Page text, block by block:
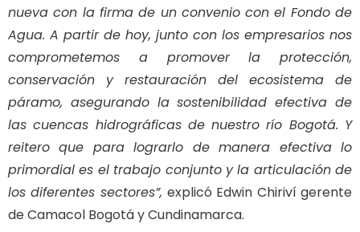
nueva con la firma de un convenio con el Fondo de
Agua. A partir de hoy, junto con los empresarios nos
comprometemos a promover la protección,
conservación y restauración del ecosistema de
páramo, asegurando la sostenibilidad efectiva de
las cuencas hidrográficas de nuestro río Bogotá. Y
reitero que para lograrlo de manera efectiva lo
primordial es el trabajo conjunto y la articulación de
los diferentes sectores”, explicó Edwin Chiriví gerente
de Camacol Bogotá y Cundinamarca.